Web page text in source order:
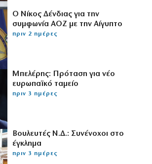
Ο Νίκος Δένδιας για την
συμφωνία ΑΟΖ με την Αίγυπτο
πριν 2 ημέρες
Μπελέρης: Πρόταση για νέο
ευρωπαϊκό ταμείο
πριν 3 ημέρες
Βουλευτές Ν.Δ.: Συνένοχοι στο
έγκλημα
πριν 3 ημέρες